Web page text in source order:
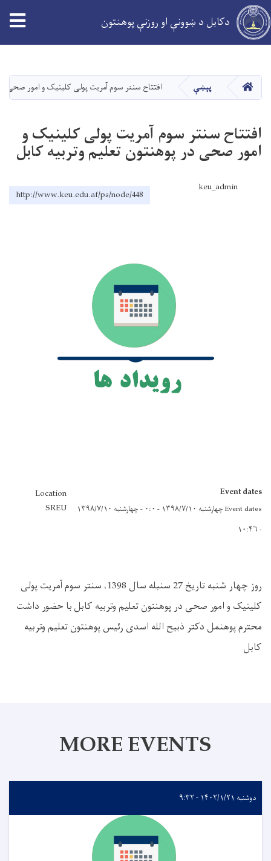
دانګل
دکابل د ښوونې او روزنې پوهنتون
کور پېښې افتتاح سنتر سوم آمریت پولی کلینیک و امور صحی
افتتاح سنتر سوم آمریت پولی کلینیک و
امور صحی در پوهنتون تعلیم وتربیه کابل
keu_admin
http://www.keu.edu.af/ps/node/448
Event dates
Event datesچهارشنبه ۱۳۹۸/۷/۱۰ - ۰:۰ -
چهارشنبه ۱۳۹۸/۷/۱۰
- ۱۰:۴۶
Location
SREU
روز چهار شنبه تاریخ 27 سنبله سال 1398، سنتر سوم آمریت پولی
کلینیک و امور صحی در پوهنتون تعلیم وتربیه کابل با حضور داشت
محترم پوهنمل دکتر ذبیح الله اسدی رئیس پوهنتون تعلیم وتربیه
کابل
MORE EVENTS
دوشنبه ۱۴۰۲/۱/۲۱ - ۹:۳۲